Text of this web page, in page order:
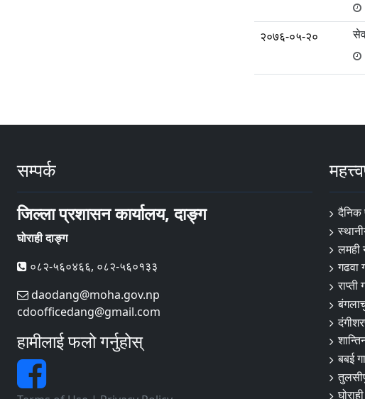
२०७६-०५-२०
सम्पर्क
जिल्ला प्रशासन कार्यालय, दाङ्ग
घोराही दाङ्ग
०८२-५६०४६६, ०८२-५६०१३३
daodang@moha.gov.np
cdoofficedang@gmail.com
हामीलाई फलो गर्नुहोस्
दैनिक
लमही
गढवा
राप्ती
बबई